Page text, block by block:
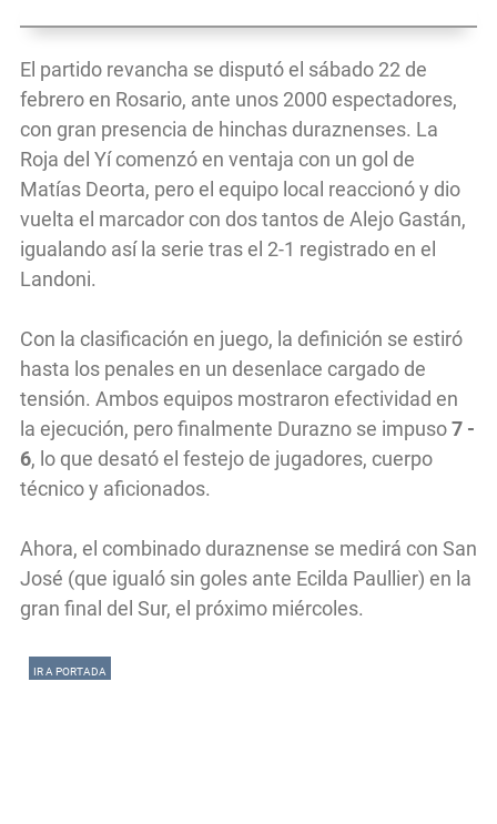
El partido revancha se disputó el sábado 22 de
febrero en Rosario, ante unos 2000 espectadores,
con gran presencia de hinchas duraznenses. La
Roja del Yí comenzó en ventaja con un gol de
Matías Deorta, pero el equipo local reaccionó y dio
vuelta el marcador con dos tantos de Alejo Gastán,
igualando así la serie tras el 2-1 registrado en el
Landoni.
Con la clasificación en juego, la definición se estiró
hasta los penales en un desenlace cargado de
tensión. Ambos equipos mostraron efectividad en
la ejecución, pero finalmente Durazno se impuso7 -
6, lo que desató el festejo de jugadores, cuerpo
técnico y aficionados.
Ahora, el combinado duraznense se medirá con San
José (que igualó sin goles ante Ecilda Paullier) en la
gran final del Sur, el próximo miércoles.
IR A PORTADA